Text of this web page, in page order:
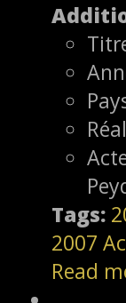
Tags:
2007
Read